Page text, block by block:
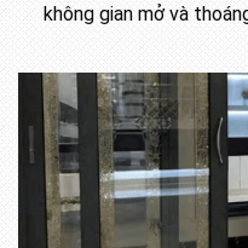
không gian mở và